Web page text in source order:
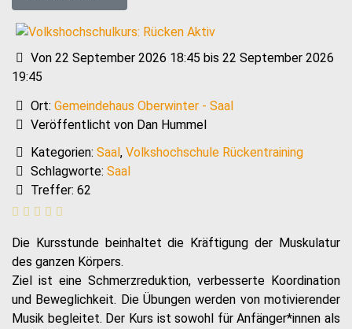
Von 22 September 2026 18:45 bis 22 September 2026
19:45
Ort: Gemeindehaus Oberwinter - Saal
Veröffentlicht von Dan Hummel
Kategorien: Saal, Volkshochschule Rückentraining
Schlagworte: Saal
Treffer: 62
Die Kursstunde beinhaltet die Kräftigung der Muskulatur
des ganzen Körpers.
Ziel ist eine Schmerzreduktion, verbesserte Koordination
und Beweglichkeit. Die Übungen werden von motivierender
Musik begleitet. Der Kurs ist sowohl für Anfänger*innen als